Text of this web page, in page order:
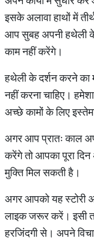
इसके अलावा हाथों में
आप सुबह अपनी हथेली
काम नहीं करेंगे।
हथेली के दर्शन करने का
नहीं करना चाहिए।
अच्छे कामों के लिए
अगर आप प्रातः काल
करेंगे तो आपका पूरा
मुक्ति मिल सकती है।
अगर आपको यह स्टोरी
लाइक जरूर करें। इसी
हरजिंदगी से। अपने